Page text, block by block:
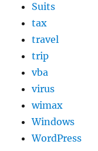
Suits
tax
travel
trip
vba
virus
wimax
Windows
WordPress